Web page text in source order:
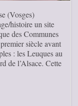
(Vosges)
histoire un site
des Communes
siècle avant
: les Leuques au
de l’Alsace. Cette